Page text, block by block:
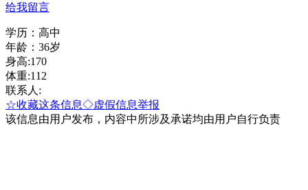
给我留言
学历：高中
年龄：36岁
身高:170
体重:112
联系人:
☆收藏这条信息◇虚假信息举报
该信息由用户发布，内容中所涉及承诺均由用户自行负责